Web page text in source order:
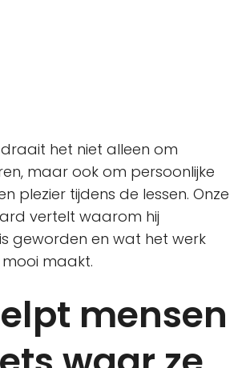
draait het niet alleen om
maar ook om persoonlijke
plezier tijdens de lessen. Onze
vertelt waarom hij
geworden en wat het werk
maakt.
mensen